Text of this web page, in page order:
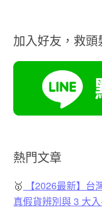
加入好友，救頭
熱門文章
🥇
【2026最新】台
真假貨辨別與 3 大